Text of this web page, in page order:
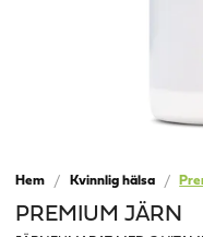
Hem Kvinnlig hälsa
PREMIUM JÄRN